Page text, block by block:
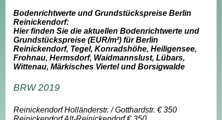
Bodenrichtwerte und Grundstückspreise Berlin
Reinickendorf:
Hier finden Sie die aktuellen Bodenrichtwerte und
Grundstückspreise (EUR/m²) für Berlin
Reinickendorf, Tegel, Konradshöhe, Heiligensee,
Frohnau, Hermsdorf, Waidmannslust, Lübars,
Wittenau, Märkisches Viertel und Borsigwalde
BRW 2019
Reinickendorf Holländerstr. / Gotthardstr. € 350